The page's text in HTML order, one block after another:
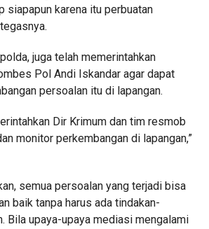
siapapun karena itu perbuatan
juga telah memerintahkan
Pol Andi Iskandar agar dapat
persoalan itu di lapangan.
Dir Krimum dan tim resmob
monitor perkembangan di lapangan,”
semua persoalan yang terjadi bisa
baik tanpa harus ada tindakan-
Bila upaya-upaya mediasi mengalami